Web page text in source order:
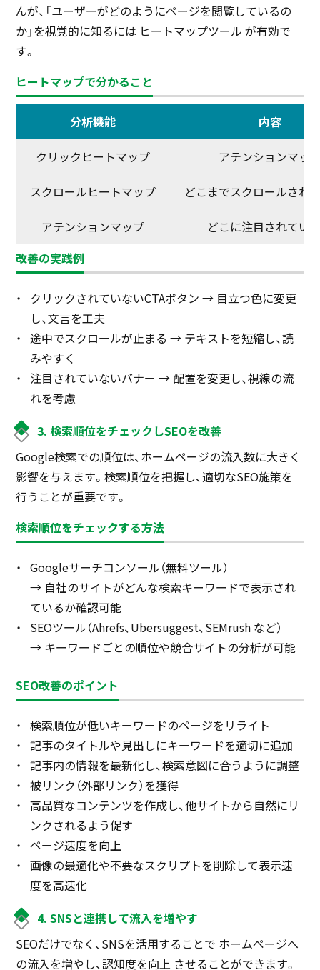
んが、「ユーザーがどのようにページを閲覧しているの
か」を視覚的に知るには ヒートマップツール が有効で
す。
ヒートマップで分かること
分析機能 内容
クリックヒートマップ アテンションマッ
スクロールヒートマップ どこまでスクロールされ
アテンションマップ
どこに注目されてい
改善の実践例
クリックされていないCTAボタン → 目立つ色に変更
し、文言を工夫
途中でスクロールが止まる → テキストを短縮し、読
みやすく
注目されていないバナー → 配置を変更し、視線の流
れを考慮
3. 検索順位をチェックしSEOを改善
Google検索での順位は、ホームページの流入数に大きく
影響を与えます。検索順位を把握し、適切なSEO施策を
行うことが重要です。
検索順位をチェックする方法
Googleサーチコンソール（無料ツール）
→ 自社のサイトがどんな検索キーワードで表示され
ているか確認可能
SEOツール（Ahrefs、Ubersuggest、SEMrush など）
→ キーワードごとの順位や競合サイトの分析が可能
SEO改善のポイント
検索順位が低いキーワードのページをリライト
記事のタイトルや見出しにキーワードを適切に追加
記事内の情報を最新化し、検索意図に合うように調整
被リンク（外部リンク）を獲得
高品質なコンテンツを作成し、他サイトから自然にリ
ンクされるよう促す
ページ速度を向上
画像の最適化や不要なスクリプトを削除して表示速
度を高速化
4. SNSと連携して流入を増やす
SEOだけでなく、SNSを活用することで ホームページへ
の流入を増やし、認知度を向上 させることができます。